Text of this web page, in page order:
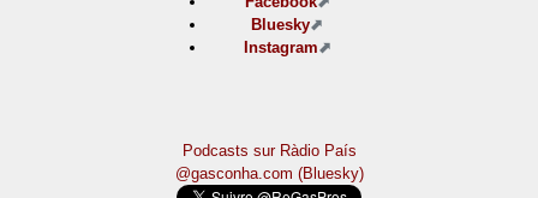
Bluesky
Instagram
Podcasts sur Ràdio País
@gasconha.com (Bluesky)